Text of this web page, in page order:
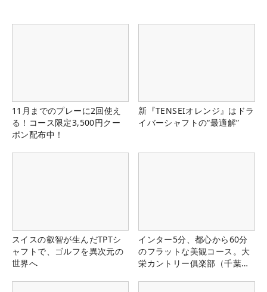
11月までのプレーに2回使え
る！コース限定3,500円クー
ポン配布中！
新『TENSEIオレンジ』はドラ
イバーシャフトの“最適解”
スイスの叡智が生んだTPTシ
ャフトで、ゴルフを異次元の
世界へ
インター5分、都心から60分
のフラットな美観コース。大
栄カントリー俱楽部（千葉